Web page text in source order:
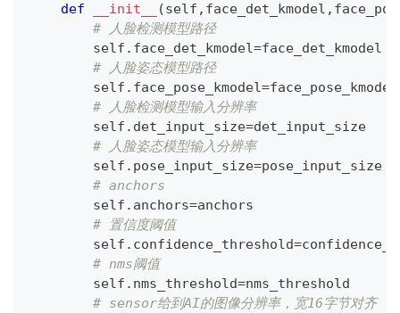
def
__init__ (self , face_det_kmodel ,
# 人脸检测模型路径
        self
. face_det_kmodel=face_det_kmodel
# 人脸姿态模型路径
        self
. face_pose_kmodel=face_pose_kmodel
# 人脸检测模型输入分辨率
        self
. det_input_size=det_input_size
# 人脸姿态模型输入分辨率
        self
. pose_input_size=pose_input_size
# anchors
        self
. anchors=anchors
# 置信度阈值
        self
. confidence_threshold=
# nms阈值
        self
. nms_threshold=nms_threshold
# sensor给到AI的图像分辨率，宽16字节对齐